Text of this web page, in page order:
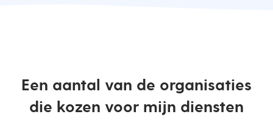
Een aantal van de organisaties
die kozen voor mijn diensten